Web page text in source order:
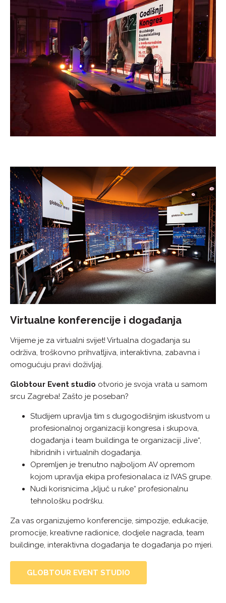
Virtualne konferencije i događanja
Vrijeme je za virtualni svijet! Virtualna događanja su
održiva, troškovno prihvatljiva, interaktivna, zabavna i
omogućuju pravi doživljaj.
Globtour Event studio otvorio je svoja vrata u samom
srcu Zagreba! Zašto je poseban?
Studijem upravlja tim s dugogodišnjim iskustvom u
profesionalnoj organizaciji kongresa i skupova,
događanja i team buildinga te organizaciji „live“,
hibridnih i virtualnih događanja.
Opremljen je trenutno najboljom AV opremom
kojom upravlja ekipa profesionalaca iz IVAS grupe.
Nudi korisnicima „ključ u ruke“ profesionalnu
tehnološku podršku.
Za vas organizujemo konferencije, simpozije, edukacije,
promocije, kreativne radionice, dodjele nagrada, team
buildinge, interaktivna događanja te događanja po mjeri.
GLOBTOUR EVENT STUDIO